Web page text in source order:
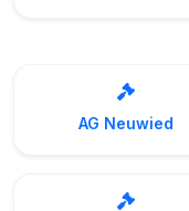
AG Neuwied